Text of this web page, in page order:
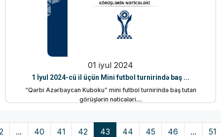
01 iyul 2024
1 İyul 2024-cü il üçün Mini futbol turnirində baş ...
“Qərbi Azərbaycan Kuboku” mini futbol turnirində baş tutan
görüşlərin nəticələri....
... 40 41 42 43 44 45 46 ... 51